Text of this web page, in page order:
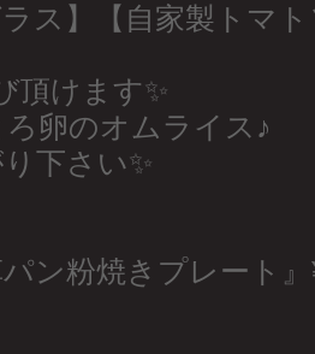
ラス】【自家製トマ
頂けます✨
卵のオムライス♪
下さい✨
パン粉焼きプレート